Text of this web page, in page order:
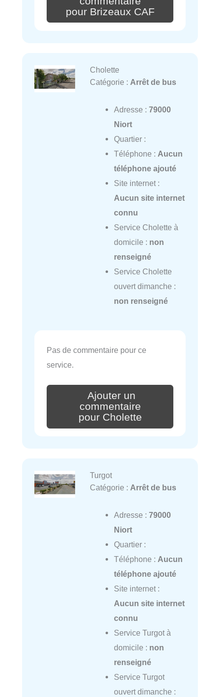
pour Brizeaux CAF
Cholette
Catégorie : Arrêt de bus
Adresse : 79000
Niort
Quartier :
Téléphone : Aucun
téléphone ajouté
Site internet :
Aucun site internet
connu
Service Cholette à
domicile : non
renseigné
Service Cholette
ouvert dimanche :
non renseigné
Pas de commentaire pour ce
service.
Ajouter un
commentaire
pour Cholette
Turgot
Catégorie : Arrêt de bus
Adresse : 79000
Niort
Quartier :
Téléphone : Aucun
téléphone ajouté
Site internet :
Aucun site internet
connu
Service Turgot à
domicile : non
renseigné
Service Turgot
ouvert dimanche :